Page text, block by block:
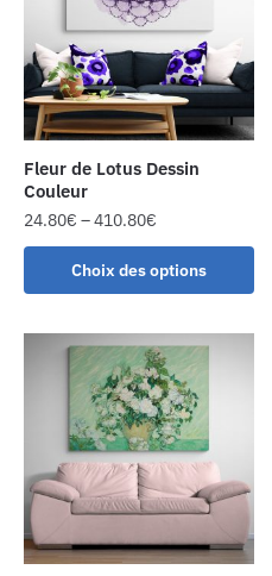
Fleur de Lotus Dessin
Couleur
24.80€ –410.80€
Choix des options